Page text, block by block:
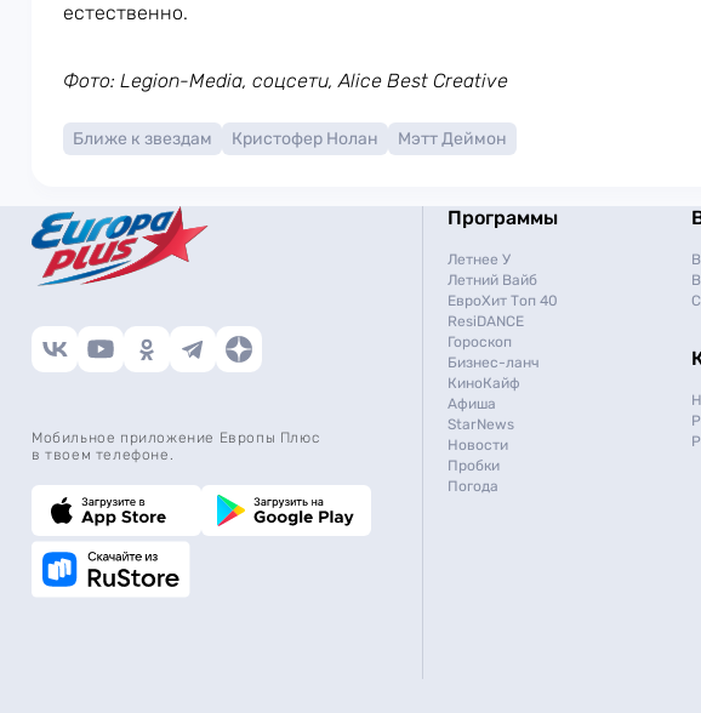
естественно.
Фото: Legion-Media, соцсети, Alice Best Creative
Ближе к звездам Кристофер Нолан Мэтт Деймон
Мобильное приложение Европы Плюс
в твоем телефоне.
Программы
Летнее У
Летний Вайб
ЕвроХит Топ 40
ResiDANCE
Гороскоп
Бизнес-ланч
КиноКайф
Афиша
StarNews
Новости
Пробки
Погода